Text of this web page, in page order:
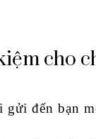
cho
gửi đến bạn